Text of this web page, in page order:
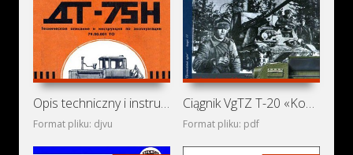
Opis techniczny i instrukcja obsługi ciągnika Agromash
Format pliku: djvu
Ciągnik VgTZ T-20 «Komsomolec»
Format pliku: pdf